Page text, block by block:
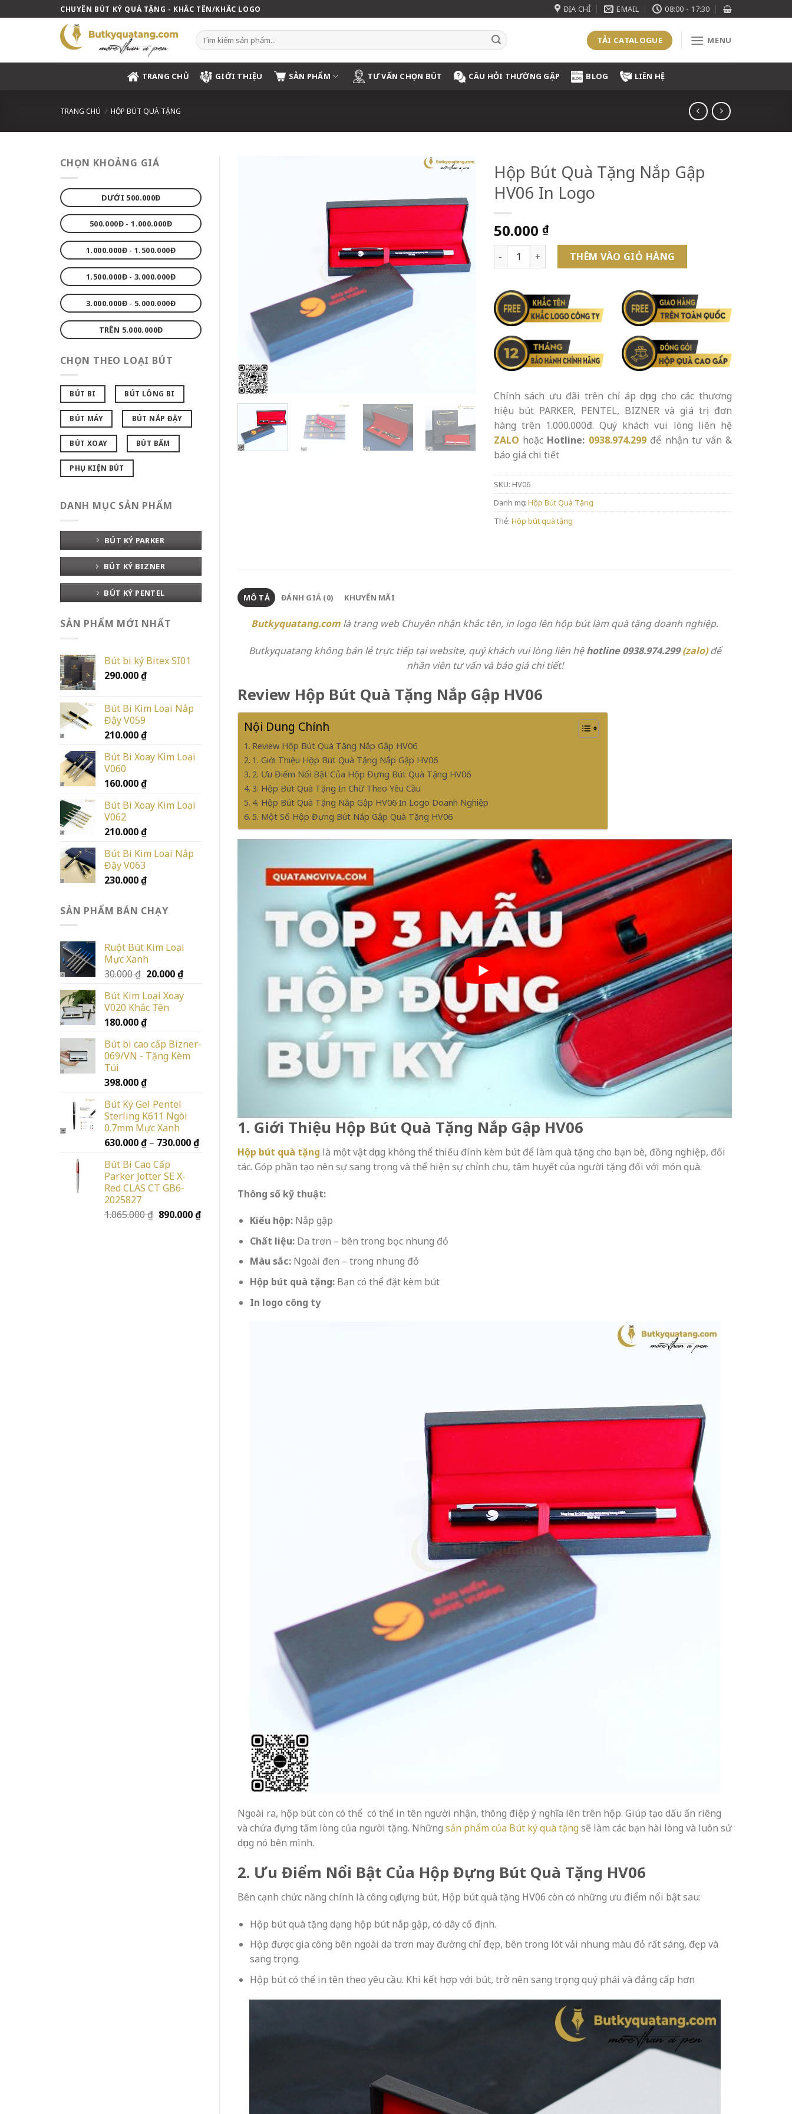
to
CHUYÊN BÚT KÝ QUÀ TẶNG - KHẮC TÊN/KHẮC LOGO ĐỊA CHỈ EMAIL 08:00 - 17:30
Tìm
kiếm:
TẢI CATALOGUE MENU
TRANG CHỦ GIỚI THIỆU SẢN PHẨM TƯ VẤN CHỌN BÚT CÂU HỎI THƯỜNG GẶP BLOG LIÊN HỆ
TRANG CHỦ / HỘP BÚT QUÀ TẶNG
CHỌN KHOẢNG GIÁ
DƯỚI 500.000Đ
500.000Đ - 1.000.000Đ
1.000.000Đ - 1.500.000Đ
1.500.000Đ - 3.000.000Đ
3.000.000Đ - 5.000.000Đ
TRÊN 5.000.000Đ
CHỌN THEO LOẠI BÚT
BÚT BI BÚT LÔNG BI
BÚT MÁY BÚT NẮP ĐẬY
BÚT XOAY BÚT BẤM
PHỤ KIỆN BÚT
DANH MỤC SẢN PHẨM
BÚT KÝ PARKER
BÚT KÝ BIZNER
BÚT KÝ PENTEL
SẢN PHẨM MỚI NHẤT
Bút bi ký Bitex SI01
290.000₫
Bút Bi Kim Loại Nắp
Đậy V059
210.000₫
Bút Bi Xoay Kim Loại
V060
160.000₫
Bút Bi Xoay Kim Loại
V062
210.000₫
Bút Bi Kim Loại Nắp
Đậy V063
230.000₫
SẢN PHẨM BÁN CHẠY
Ruột Bút Kim Loại
Mực Xanh
30.000₫ Giá
là:
30.000 ₫.
20.000₫Giá
tại
Bút Kim Loại Xoay
V020 Khắc Tên
180.000₫
Bút bi cao cấp Bizner-
069/VN - Tặng Kèm
Túi
398.000₫
Bút Ký Gel Pentel
Sterling K611 Ngòi
0.7mm Mực Xanh
630.000₫ – 730.000₫Khoảng
Bút Bi Cao Cấp
Parker Jotter SE X-
Red CLAS CT GB6-
2025827
1.065.000₫ Giá
890.000₫Giá
890.000 ₫.
Hộp Bút Quà Tặng Nắp Gập
HV06 In Logo
50.000 ₫
Hộp Bút Quà Tặng Nắp Gập HV06 In Logo số lượng
THÊM VÀO GIỎ HÀNG
Chính sách ưu đãi trên chỉ áp dụng cho các thương
hiệu bút PARKER, PENTEL, BIZNER và giá trị đơn
hàng trên 1.000.000đ. Quý khách vui lòng liên hệ
ZALO hoặc Hotline: 0938.974.299để nhận tư vấn &
báo giá chi tiết
SKU: HV06
Danh mục: Hộp Bút Quà Tặng
Thẻ: Hộp bút quà tặng
MÔ TẢ ĐÁNH GIÁ (0) KHUYẾN MÃI
Butkyquatang.com là trang web Chuyên nhận khắc tên, in logo lên hộp bút làm quà tặng doanh nghiệp.
Butkyquatang không bán lẻ trực tiếp tại website, quý khách vui lòng liên hệhotline0938.974.299(zalo)để
nhân viên tư vấn và báo giá chi tiết!
Review Hộp Bút Quà Tặng Nắp Gập HV06
Nội Dung Chính
Review Hộp Bút Quà Tặng Nắp Gập HV06
1. Giới Thiệu Hộp Bút Quà Tặng Nắp Gập HV06
2. Ưu Điểm Nổi Bật Của Hộp Đựng Bút Quà Tặng HV06
3. Hộp Bút Quà Tặng In Chữ Theo Yêu Cầu
4. Hộp Bút Quà Tặng Nắp Gập HV06 In Logo Doanh Nghiệp
5. Một Số Hộp Đựng Bút Nắp Gập Quà Tặng HV06
1. Giới Thiệu Hộp Bút Quà Tặng Nắp Gập HV06
Hộp bút quà tặng là một vật dụng không thể thiếu đính kèm bút để làm quà tặng cho bạn bè, đồng nghiệp, đối
tác. Góp phần tạo nên sự sang trọng và thể hiện sự chỉnh chu, tâm huyết của người tặng đối với món quà.
Thông số kỹ thuật:
Kiểu hộp: Nắp gập
Chất liệu: Da trơn – bên trong bọc nhung đỏ
Màu sắc: Ngoài đen – trong nhung đỏ
Hộp bút quà tặng: Bạn có thể đặt kèm bút
In logo công ty
Ngoài ra, hộp bút còn có thể có thể in tên người nhận, thông điệp ý nghĩa lên trên hộp. Giúp tạo dấu ấn riêng
và chứa đựng tấm lòng của người tặng. Những sản phẩm của Bút ký quà tặngsẽ làm các bạn hài lòng và luôn sử
dụng nó bên mình.
2. Ưu Điểm Nổi Bật Của Hộp Đựng Bút Quà Tặng HV06
Bên cạnh chức năng chính là công cụ đựng bút, Hộp bút quà tặng HV06 còn có những ưu điểm nổi bật sau:
Hộp bút quà tặng dạng hộp bút nắp gập, có dây cố định.
Hộp được gia công bên ngoài da trơn may đường chỉ đẹp, bên trong lót vải nhung màu đỏ rất sáng, đẹp và
sang trọng.
Hộp bút có thể in tên theo yêu cầu. Khi kết hợp với bút, trở nên sang trọng quý phái và đẳng cấp hơn